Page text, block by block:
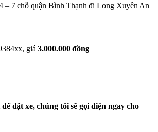
– 7 chỗ quận Bình Thạnh đi Long Xuyên An
giá 3.000.000 đồng
đặt xe, chúng tôi sẽ gọi điện ngay cho